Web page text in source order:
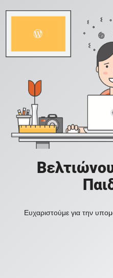
Ευχαριστούμε για την